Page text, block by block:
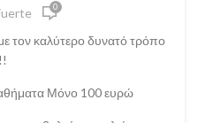
0
τον καλύτερο δυνατό τρόπο
Μόνο 100 ευρώ